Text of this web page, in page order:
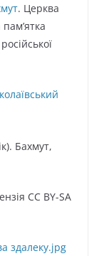
. Церква
Бахмут,
CC BY-SA